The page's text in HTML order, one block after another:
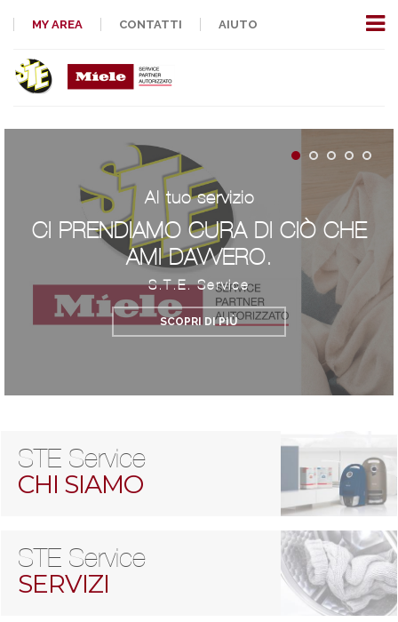
MY AREA CONTATTI AIUTO
Al tuo servizio
CI PRENDIAMO CURA DI CIÒ CHE
AMI DAVVERO.
S.T.E. Service
SCOPRI DI PIÙ
STE Service
CHI SIAMO
STE Service
SERVIZI